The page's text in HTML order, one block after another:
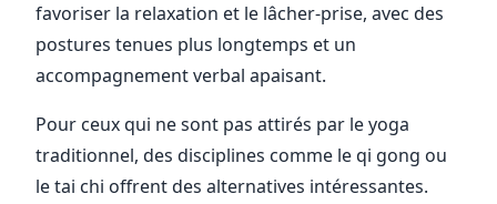
favoriser la relaxation et le lâcher-prise, avec des
postures tenues plus longtemps et un
accompagnement verbal apaisant.
Pour ceux qui ne sont pas attirés par le yoga
traditionnel, des disciplines comme le qi gong ou
le tai chi offrent des alternatives intéressantes.